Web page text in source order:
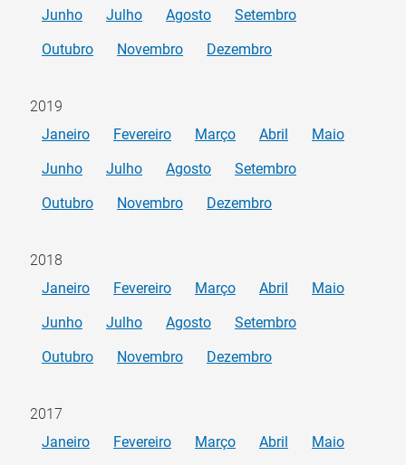
Junho
Julho Agosto
Setembro
Outubro
Novembro Dezembro
2019
Janeiro
Fevereiro Março Abril
Maio
Junho
Julho Agosto
Setembro
Outubro
Novembro Dezembro
2018
Janeiro
Fevereiro Março Abril
Maio
Junho
Julho Agosto
Setembro
Outubro
Novembro Dezembro
2017
Janeiro
Fevereiro Março Abril
Maio